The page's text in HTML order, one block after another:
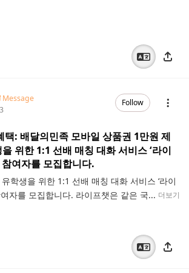
Message
Follow
: 배달의민족 모바일 상품권 1만원 제
위한 1:1 선배 매칭 대화 서비스 ‘라이
여자를 모집합니다.
학생을 위한 1:1 선배 매칭 대화 서비스 ‘라이
여자를 모집합니다. 라이프챗은 같은 국... 더보기